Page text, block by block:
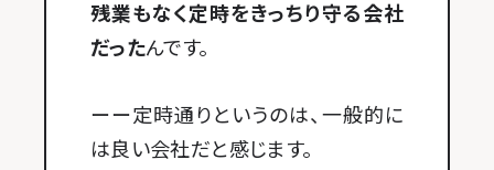
残業もなく定時をきっちり守る会社
だったんです。
ーー定時通りというのは、一般的に
は良い会社だと感じます。